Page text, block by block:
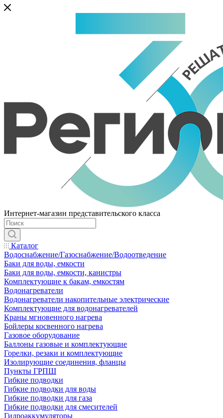
Интернет-магазин представительского класса
Каталог
Водоснабжение/Газоснабжение/Водоотведение
Баки для воды, емкости
Баки для воды, емкости, канистры
Комплектующие к бакам, емкостям
Водонагреватели
Водонагреватели накопительные электрические
Комплектующие для водонагревателей
Краны мгновенного нагрева
Бойлеры косвенного нагрева
Газовое оборудование
Баллоны газовые и комплектующие
Горелки, резаки и комплектующие
Изолирующие соединения, фланцы
Пункты ГРПШ
Гибкие подводки
Гибкие подводки для воды
Гибкие подводки для газа
Гибкие подводки для смесителей
Гидроаккумуляторы